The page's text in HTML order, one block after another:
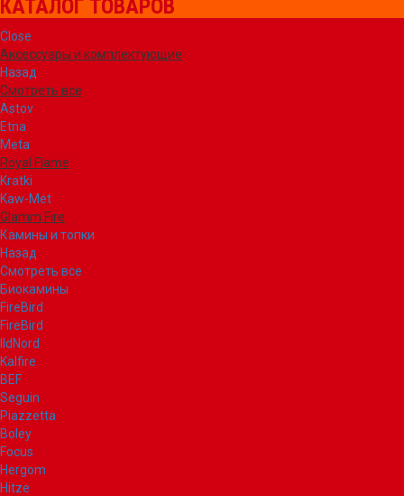
КАТАЛОГ ТОВАРОВ
Close
Аксессуары и комплектующие
Назад
Смотреть все
Astov
Etna
Meta
Royal Flame
Kratki
Kaw-Met
Glamm Fire
Камины и топки
Назад
Смотреть все
Биокамины
FireBird
FireBird
IldNord
Kalfire
BEF
Seguin
Piazzetta
Boley
Focus
Hergom
Hitze